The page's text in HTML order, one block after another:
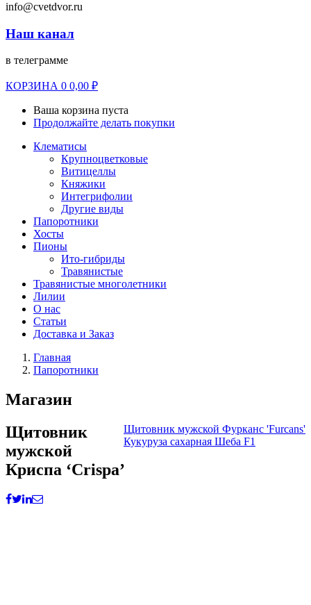
info@cvetdvor.ru
Наш канал
в телеграмме
КОРЗИНА 0 0,00 ₽
Ваша корзина пуста
Продолжайте делать покупки
Клематисы
Крупноцветковые
Витицеллы
Княжики
Интегрифолии
Другие виды
Папоротники
Хосты
Пионы
Ито-гибриды
Травянистые
Травянистые многолетники
Лилии
О нас
Статьи
Доставка и Заказ
Главная
Папоротники
Магазин
Щитовник мужской Фурканс 'Furcans'
Кукуруза сахарная Шеба F1
Щитовник
мужской
Криспа ‘Crispa’